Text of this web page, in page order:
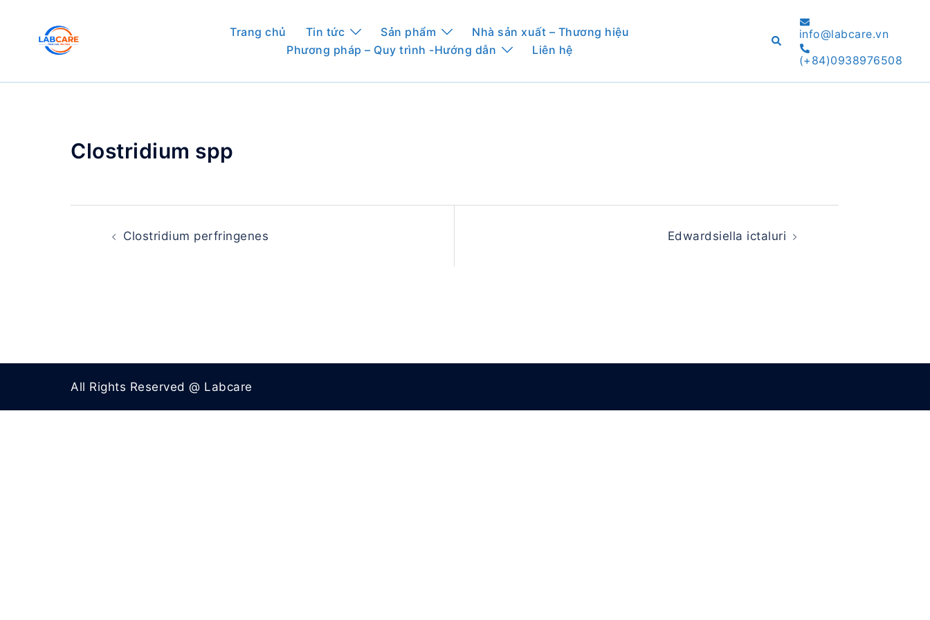
content
Trang chủ Tin tức Sản phẩm
Nhà sản xuất – Thương hiệu
Phương pháp – Quy trình -Hướng dẫn
Liên hệ
Searchinfo@labcare.vn
(+84)0938976508
Clostridium spp
navigation
Clostridium perfringenes Edwardsiella ictaluri
All Rights Reserved @ Labcare